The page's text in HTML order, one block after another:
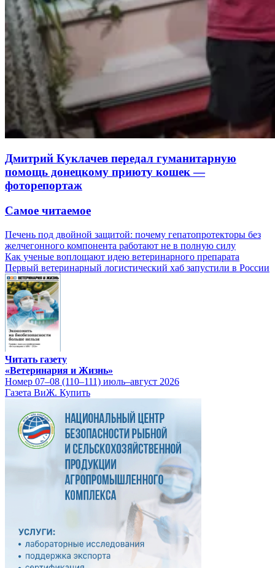
Дмитрий Куклачев передал гуманитарную
помощь донецкому приюту кошек —
фоторепортаж
Самое читаемое
Печень под двойной защитой: почему гепатопротекторы без
желчегонного компонента работают не в полную силу
Как ученые воплощают идею ветеринарного препарата
Первый ветеринарный логистический хаб запустили в России
Читать газету
«Ветеринария и Жизнь»
Номер 07–08 (110–111) июль–август 2026
Газета ВиЖ. Купить